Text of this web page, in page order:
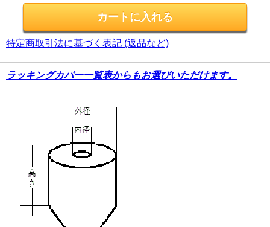
特定商取引法に基づく表記 (返品など)
ラッキングカバー一覧表からもお選びいただけます。